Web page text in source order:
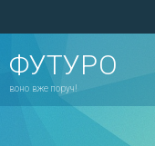
ФУТУРО
воно вже поруч!